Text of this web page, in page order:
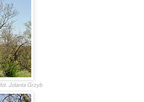
fot. Jolanta Grzyb